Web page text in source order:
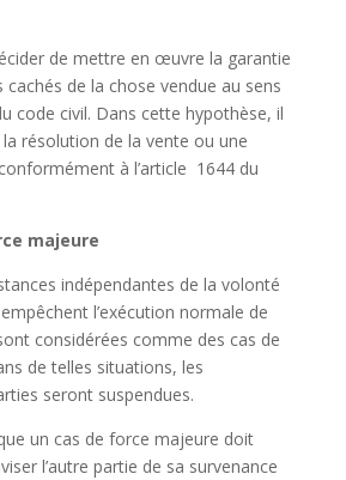
de mettre en œuvre la garantie
de la chose vendue au sens
code civil. Dans cette hypothèse, il
résolution de la vente ou une
à l’article 1644 du
majeure
indépendantes de la volonté
l’exécution normale de
considérées comme des cas de
de telles situations, les
seront suspendues.
un cas de force majeure doit
l’autre partie de sa survenance